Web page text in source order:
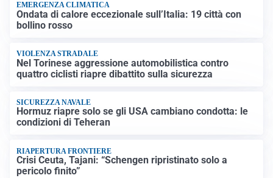
EMERGENZA CLIMATICA
Ondata di calore eccezionale sull’Italia: 19 città con
bollino rosso
VIOLENZA STRADALE
Nel Torinese aggressione automobilistica contro
quattro ciclisti riapre dibattito sulla sicurezza
SICUREZZA NAVALE
Hormuz riapre solo se gli USA cambiano condotta: le
condizioni di Teheran
RIAPERTURA FRONTIERE
Crisi Ceuta, Tajani: “Schengen ripristinato solo a
pericolo finito”